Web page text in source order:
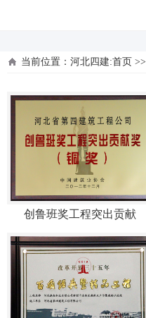
当前位置： 河北四建:首页 >>
创鲁班奖工程突出贡献